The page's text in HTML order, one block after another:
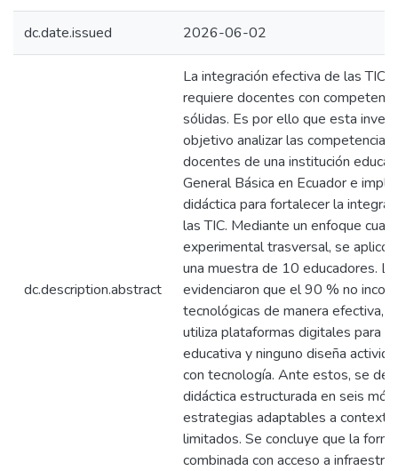
dc.date.issued 2026-06-02
dc.description.abstract
La integración efectiva de las TIC
requiere docentes con
sólidas. Es por ello que esta
objetivo analizar las
docentes de una institución
General Básica en Ecuador e
didáctica para fortalecer la
las TIC. Mediante un enfoque
experimental trasversal, se aplicó
una muestra de 10 educadores.
evidenciaron que el 90 % no
tecnológicas de manera efectiva,
utiliza plataformas digitales para la
educativa y ninguno diseña
con tecnología. Ante estos, se
didáctica estructurada en seis
estrategias adaptables a
limitados. Se concluye que la
combinada con acceso a